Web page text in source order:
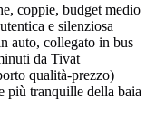
coppie, budget medio
e silenziosa
auto, collegato in bus
da Tivat
qualità-prezzo)
più tranquille della baia